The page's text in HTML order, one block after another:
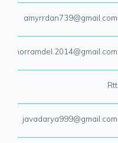
amyrrdan739@gmail.com
Rtt
javadarya999@gmail.com